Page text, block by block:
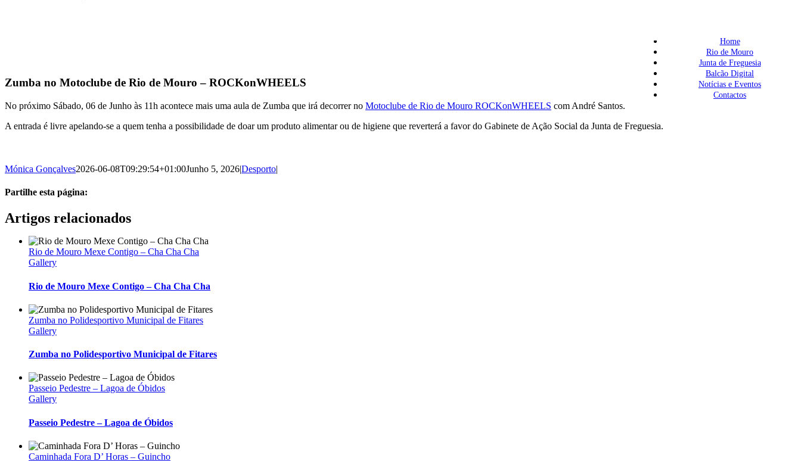
Zumba no Motoclube de Rio de Mouro – ROCKonWHEELS
No próximo Sábado, 06 de Junho às 11h acontece mais uma aula de Zumba que irá decorrer no Motoclube de Rio de Mouro ROCKonWHEELS com André Santos.
A entrada é livre apelando-se a quem tenha a possibilidade de doar um produto alimentar ou de higiene que reverterá a favor do Gabinete de Ação Social da Junta de Freguesia.
Mónica Gonçalves2026-06-08T09:29:54+01:00Junho 5, 2026|Desporto|
Partilhe esta página:
Facebook
Twitter
Reddit
LinkedIn
WhatsApp
Telegram
Tumblr
Pinterest
Email
(necessário
publicado)
Artigos relacionados
Rio de Mouro Mexe Contigo – Cha Cha Cha
Gallery
Rio de Mouro Mexe Contigo – Cha Cha Cha
Zumba no Polidesportivo Municipal de Fitares
Gallery
Zumba no Polidesportivo Municipal de Fitares
Passeio Pedestre – Lagoa de Óbidos
Gallery
Passeio Pedestre – Lagoa de Óbidos
Caminhada Fora D’ Horas – Guincho
Home
Rio de Mouro
Junta de Freguesia
Balcão Digital
Notícias e Eventos
Contactos